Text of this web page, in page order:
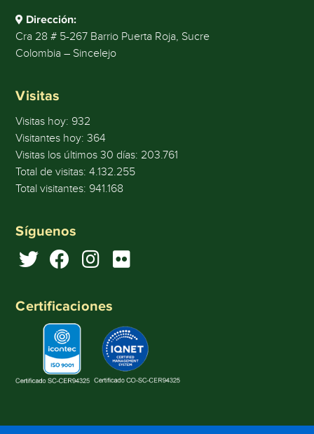
Dirección:
Cra 28 # 5-267 Barrio Puerta Roja, Sucre
Colombia – Sincelejo
Visitas
Visitas hoy: 932
Visitantes hoy:364
Visitas los últimos 30 días: 203.761
Total de visitas:4.132.255
Total visitantes: 941.168
Síguenos
Certificaciones